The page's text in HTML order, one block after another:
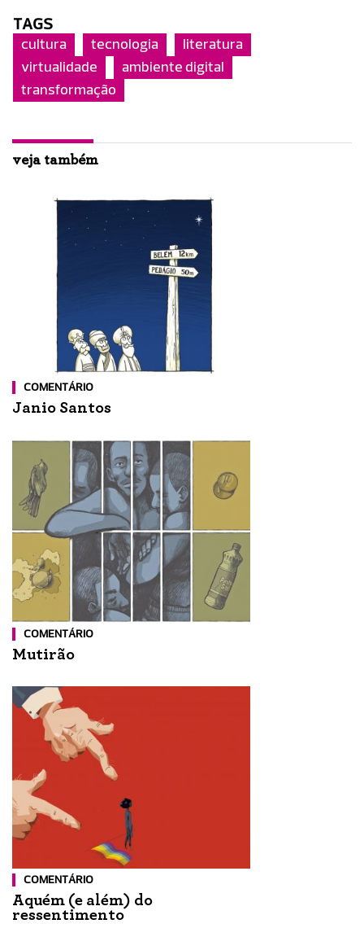
TAGS
cultura tecnologia
literatura
virtualidade
ambiente digital
transformação
veja também
COMENTÁRIO
Janio Santos
COMENTÁRIO
Mutirão
COMENTÁRIO
Aquém (e além) do
ressentimento